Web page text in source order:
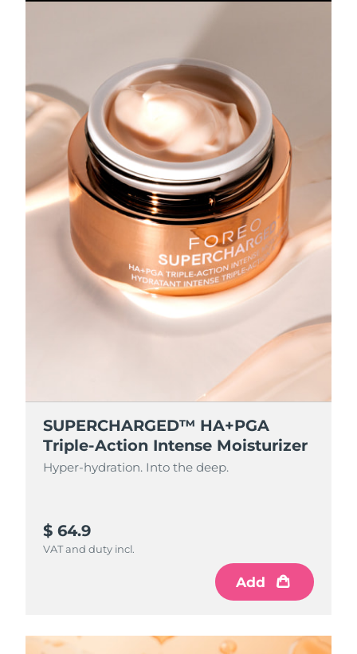
SUPERCHARGED™ HA+PGA
Triple-Action Intense Moisturizer
Hyper-hydration. Into the deep.
$ 64.9
VAT and duty incl.
Add